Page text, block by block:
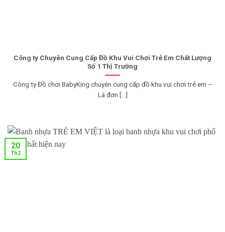
Công ty Chuyên Cung Cấp Đồ Khu Vui Chơi Trẻ Em Chất Lượng
Số 1 Thị Trường
Công ty Đồ chơi BabyKing chuyên cung cấp đồ khu vui chơi trẻ em –
Là đơn [...]
20
Th2